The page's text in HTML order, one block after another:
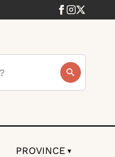
PROVINCE ▾